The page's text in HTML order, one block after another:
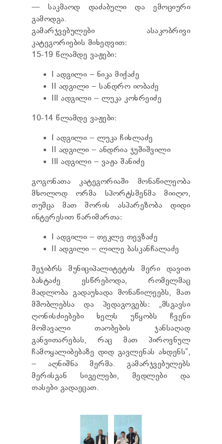
ТЕНДЕРЫ
ОТЧЁТ ДЛЯ ПРЕДОСТАВЛЕНИЯ ПРЕЗИДЕНТУ И
ПАРЛАМЕНТУ
ТРЕБОВАНИЯ ПУБЛИЧНОЙ ИНФОРМАЦИИ
УПОЛНОМОЧЕННЫЙ ПО ЗАЩИТЕ
ПЕРСОНАЛЬНЫХ ДАННЫХ
ПРАВИЛА ОБЖАЛОВАНИЯ
— საკმაოდ დაძაბული და ემოციური
გამოდგა.
გამარჯვებულები ასაკობრივი
კატეგორიების მიხედვით:
15-19 წლამდე ვაჟები:
I ადგილი – ნიკა მიქაძე
II ადგილი – სანდრო იობაძე
III ადგილი – ლუკა კოხრეიძე
10-14 წლამდე ვაჟები:
I ადგილი – ლუკა ჩიხლაძე
II ადგილი – ანდრია ჯუშიშვილი
III ადგილი – ვაჟა შანიძე
გოგონათა კატეგორიაში მონაწილეობა
მხოლოდ ორმა სპორტსმენმა მიიღო,
თუმცა მათ შორის ასპარეზობა დიდი
ინტერესით წარიმართა:
I ადგილი – თეკლე თევზაძე
II ადგილი – ლილე ბასკანჩალაძე
შეჯიბრს მუნიციპალიტეტის მერი დავით
ბახტაძე ესწრებოდა, რომელმაც
მადლობა გადაუხადა მონაწილეებს, მათ
მშობლებსა და პედაგოგებს: „მსგავსი
ღონისძიებები ხელს უწყობს ჩვენი
მომავალი თაობების ჯანსაღად
განვითარებას, რაც მათ პიროვნულ
ჩამოყალიბებაზე დიდ გავლენას ახდენს“,
– აღნიშნა მერმა. გამარჯვებულებს
მერისგან სიგელები, მედლები და
თასები გადაეცათ.